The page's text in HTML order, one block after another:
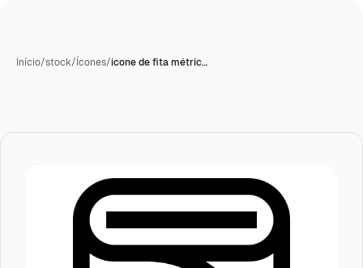
Início/stock/Ícones/ícone de fita métric…